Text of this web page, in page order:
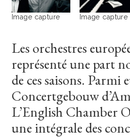
Image capture Image capture
Lesorchestres
représentéunepart
de cessaisons. Parmi
Concertgebouw
L’English Chamber
une intégrale des